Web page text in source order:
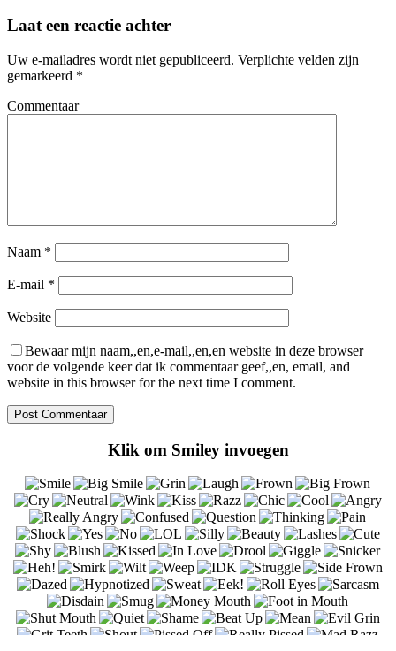
Laat een reactie achter
Uw e-mailadres wordt niet gepubliceerd. Verplichte velden zijn
gemarkeerd *
Commentaar
Naam *
E-mail *
Website
Bewaar mijn naam,,en,e-mail,,en,en website in deze browser
voor de volgende keer dat ik commentaar geef,,en, email, and
website in this browser for the next time I comment.
Klik om Smiley invoegen